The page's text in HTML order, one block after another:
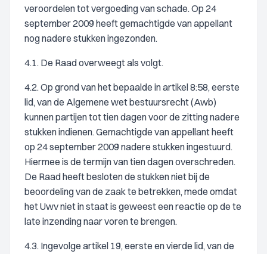
veroordelen tot vergoeding van schade. Op 24
september 2009 heeft gemachtigde van appellant
nog nadere stukken ingezonden.
4.1. De Raad overweegt als volgt.
4.2. Op grond van het bepaalde in artikel 8:58, eerste
lid, van de Algemene wet bestuursrecht (Awb)
kunnen partijen tot tien dagen voor de zitting nadere
stukken indienen. Gemachtigde van appellant heeft
op 24 september 2009 nadere stukken ingestuurd.
Hiermee is de termijn van tien dagen overschreden.
De Raad heeft besloten de stukken niet bij de
beoordeling van de zaak te betrekken, mede omdat
het Uwv niet in staat is geweest een reactie op de te
late inzending naar voren te brengen.
4.3. Ingevolge artikel 19, eerste en vierde lid, van de